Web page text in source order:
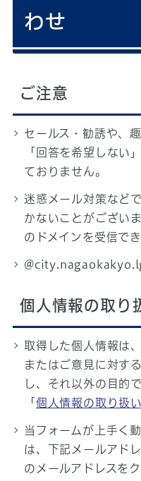
わせ
ご注意
セールス・勧誘や、
「回答を希望しない
ておりません。
迷惑メール対策など
かないことがござい
のドメインを受信で
個人情報の取り
取得した個人情報は
またはご意見に対す
し、それ以外の目的
「 個人情報の取り扱い
当フォームが上手く
は、下記メールアド
のメールアドレスを